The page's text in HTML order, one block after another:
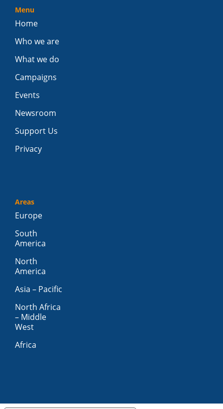
Menu
Home
Who we are
What we do
Campaigns
Events
Newsroom
Support Us
Privacy
Areas
Europe
South
America
North
America
Asia – Pacific
North Africa
– Middle
West
Africa